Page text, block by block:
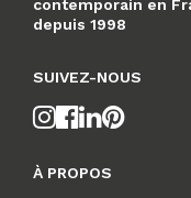
contemporain en
depuis 1998
SUIVEZ-NOUS
À PROPOS